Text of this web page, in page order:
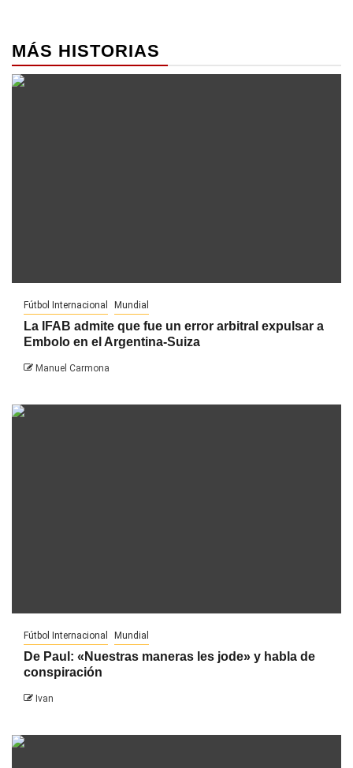
MÁS HISTORIAS
Fútbol Internacional Mundial
La IFAB admite que fue un error arbitral expulsar a
Embolo en el Argentina-Suiza
Manuel Carmona
Fútbol Internacional Mundial
De Paul: «Nuestras maneras les jode» y habla de
conspiración
Ivan